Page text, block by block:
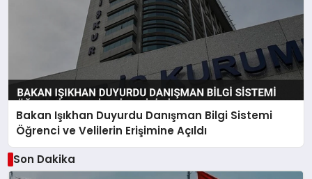
Bakan Işıkhan Duyurdu Danışman Bilgi Sistemi
Öğrenci ve Velilerin Erişimine Açıldı
Son Dakika